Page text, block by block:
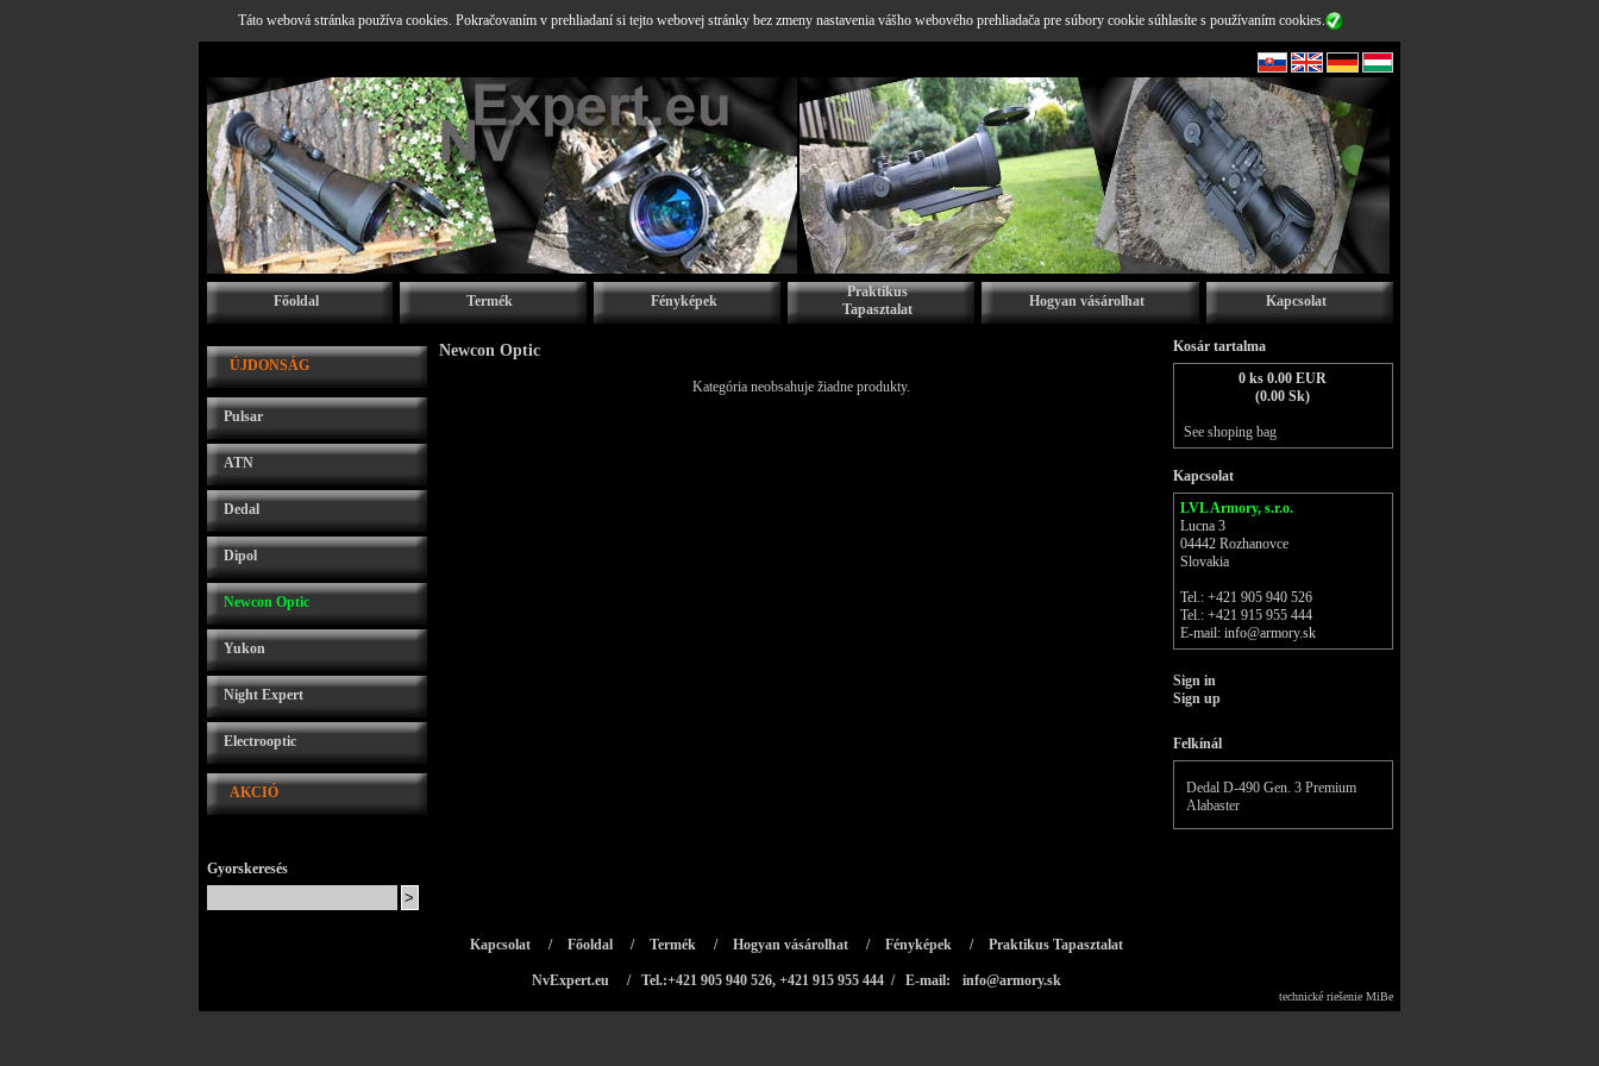
Táto webová stránka používa cookies. Pokračovaním v prehliadaní si tejto webovej stránky bez zmeny nastavenia vášho webového prehliadača pre súbory cookie súhlasíte s používaním cookies.
Főoldal Termék Fényképek
Praktikus
Tapasztalat
Hogyan vásárolhat Kapcsolat
ÚJDONSÁG
Pulsar
ATN
Dedal
Dipol
Newcon Optic
Yukon
Night Expert
Electrooptic
AKCIÓ
Gyorskeresés
Newcon Optic
Kategória neobsahuje žiadne produkty.
Kosár tartalma
0 ks 0.00 EUR
(0.00 Sk)
See shoping bag
Kapcsolat
LVL Armory, s.r.o.
Lucna 3
04442 Rozhanovce
Slovakia
Tel.: +421 905 940 526
Tel.: +421 915 955 444
E-mail: info@armory.sk
Sign in
Sign up
Felkínál
Dedal D-490 Gen. 3 Premium
Alabaster
Kapcsolat / Főoldal / Termék / Hogyan vásárolhat / Fényképek / Praktikus Tapasztalat
NvExpert.eu / Tel.:+421 905 940 526, +421 915 955 444 / E-mail: info@armory.sk
technické riešenie MiBe